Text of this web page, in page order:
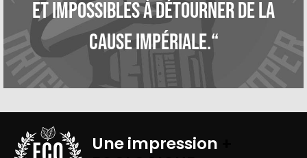
et impossibles à détourner de la
cause impériale.“
Une impression